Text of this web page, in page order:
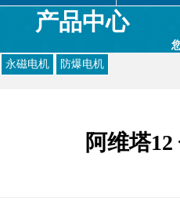
产品中心
永磁电机
防爆电机
阿维塔